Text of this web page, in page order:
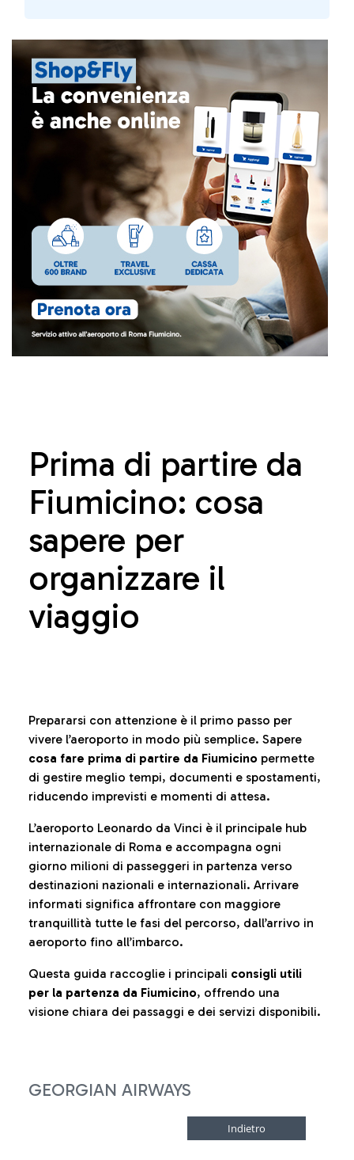
Prima di partire da
Fiumicino: cosa
sapere per
organizzare il
viaggio
Prepararsi con attenzione è il primo passo per
vivere l’aeroporto in modo più semplice. Sapere
cosa fare prima di partire da Fiumicino permette
di gestire meglio tempi, documenti e spostamenti,
riducendo imprevisti e momenti di attesa.
L’aeroporto Leonardo da Vinci è il principale hub
internazionale di Roma e accompagna ogni
giorno milioni di passeggeri in partenza verso
destinazioni nazionali e internazionali. Arrivare
informati significa affrontare con maggiore
tranquillità tutte le fasi del percorso, dall’arrivo in
aeroporto fino all’imbarco.
Questa guida raccoglie i principali consigli utili
per la partenza da Fiumicino, offrendo una
visione chiara dei passaggi e dei servizi disponibili.
GEORGIAN AIRWAYS